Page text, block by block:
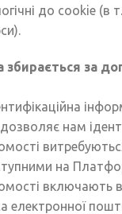
до cookie (в
збирається за
нам
на
включають
електронної